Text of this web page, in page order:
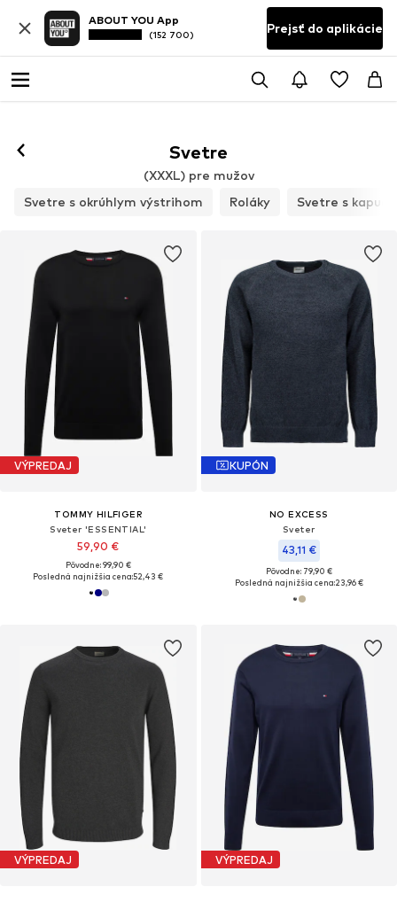
ABOUT YOU App
(152 700) Prejsť do aplikácie
Svetre
(XXXL) pre mužov
Svetre s okrúhlym výstrihom
Roláky Svetre s
VÝPREDAJ
TOMMY HILFIGER
Sveter 'ESSENTIAL'
59,90 €
Pôvodne: 99,90 €
Posledná najnižšia cena:52,43 €
KUPÓN
NO EXCESS
Sveter
43,11 €
Pôvodne: 79,90 €
Posledná najnižšia cena:23,96 €
VÝPREDAJ VÝPREDAJ